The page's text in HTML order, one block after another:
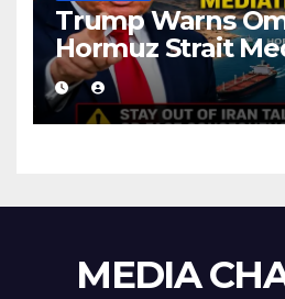
Trump Warns
Hormuz Strait
With Iran
MEDIA